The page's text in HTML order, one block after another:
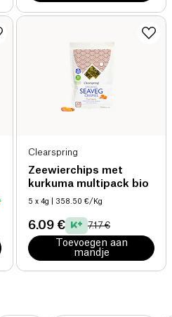
Clearspring
Zeewierchips met
kurkuma multipack bio
5 x 4g | 358.50 €/Kg
6.09 € 7.17 €
Toevoegen aan
mandje